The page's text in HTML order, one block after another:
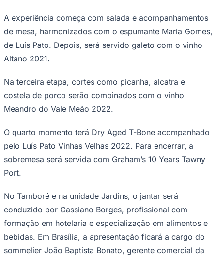
La Liga
Bundesliga
Mundial 2026
Times - Ir direto
A experiência começa com salada e acompanhamentos
de mesa, harmonizados com o espumante Maria Gomes,
de Luís Pato. Depois, será servido galeto com o vinho
Altano 2021.
Na terceira etapa, cortes como picanha, alcatra e
costela de porco serão combinados com o vinho
Meandro do Vale Meão 2022.
O quarto momento terá Dry Aged T-Bone acompanhado
pelo Luís Pato Vinhas Velhas 2022. Para encerrar, a
sobremesa será servida com Graham’s 10 Years Tawny
Port.
No Tamboré e na unidade Jardins, o jantar será
conduzido por Cassiano Borges, profissional com
formação em hotelaria e especialização em alimentos e
bebidas. Em Brasília, a apresentação ficará a cargo do
sommelier João Baptista Bonato, gerente comercial da